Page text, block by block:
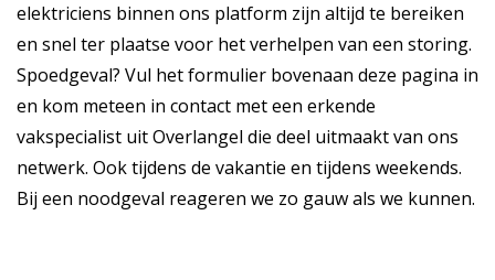
elektriciens binnen ons platform zijn altijd te bereiken
en snel ter plaatse voor het verhelpen van een storing.
Spoedgeval? Vul het formulier bovenaan deze pagina in
en kom meteen in contact met een erkende
vakspecialist uit Overlangel die deel uitmaakt van ons
netwerk. Ook tijdens de vakantie en tijdens weekends.
Bij een noodgeval reageren we zo gauw als we kunnen.